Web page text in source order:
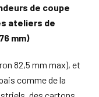
de coupe
ateliers de
mm)
82,5 mm max), et
comme de la